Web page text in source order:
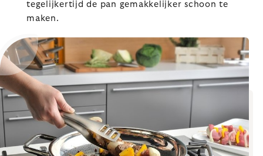
tegelijkertijd de pan gemakkelijker schoon te
maken.